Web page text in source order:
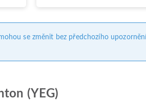
se změnit bez předchozího
(YEG)